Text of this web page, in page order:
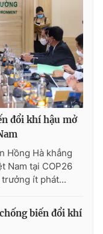
không có sự chấp
khi phát hành lại
đổi khí hậu mở
Hồng Hà khẳng
Nam tại COP26
ít phát...
biến đổi khí